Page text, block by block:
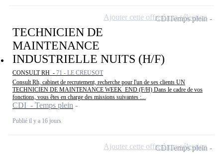
TECHNICIEN DE
MAINTENANCE
INDUSTRIELLE NUITS (H/F)
CONSULT RH - 71 - LE CREUSOT
Consult Rh, cabinet de recrutement, recherche pour l'un de ses clients UN
TECHNICIEN DE MAINTENANCE WEEK_END (F/H) Dans le cadre de vos
fonctions, vous êtes en charge des missions suivantes :...
CDI - Temps plein
Publié il y a 16 jours
CDITemps plein
Ajouter cette offre à ma sélection
CDITemps plein
Ajouter cette offre à ma sélection